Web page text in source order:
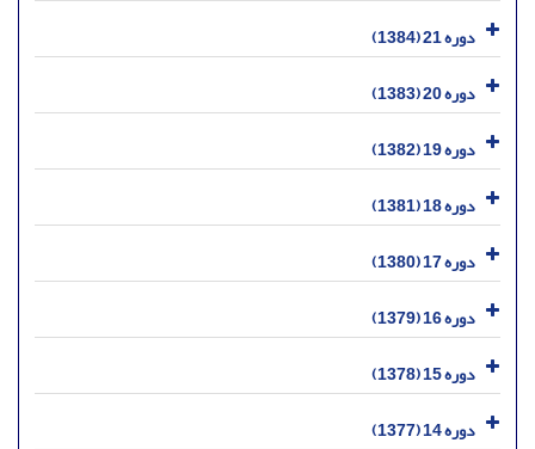
دوره 21 (1384)
دوره 20 (1383)
دوره 19 (1382)
دوره 18 (1381)
دوره 17 (1380)
دوره 16 (1379)
دوره 15 (1378)
دوره 14 (1377)